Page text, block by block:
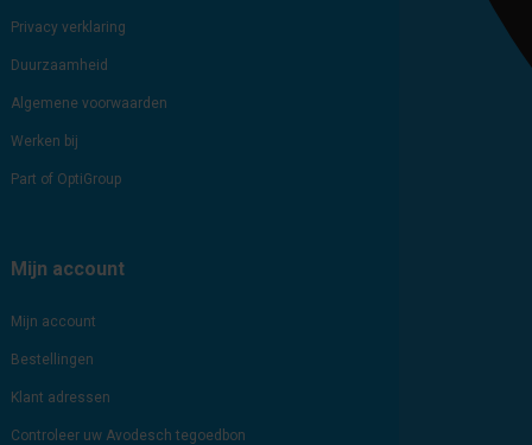
Privacy verklaring
Duurzaamheid
Algemene voorwaarden
Werken bij
Part of OptiGroup
Mijn account
Mijn account
Bestellingen
Klant adressen
Controleer uw Avodesch tegoedbon